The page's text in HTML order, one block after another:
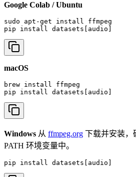
Google Colab / Ubuntu
sudo apt-get install ffmpeg
pip install datasets[audio]
macOS
brew install ffmpeg
pip install datasets[audio]
Windows 从 ffmpeg.org 下载并安装，
PATH 环境变量中。
pip install datasets[audio]